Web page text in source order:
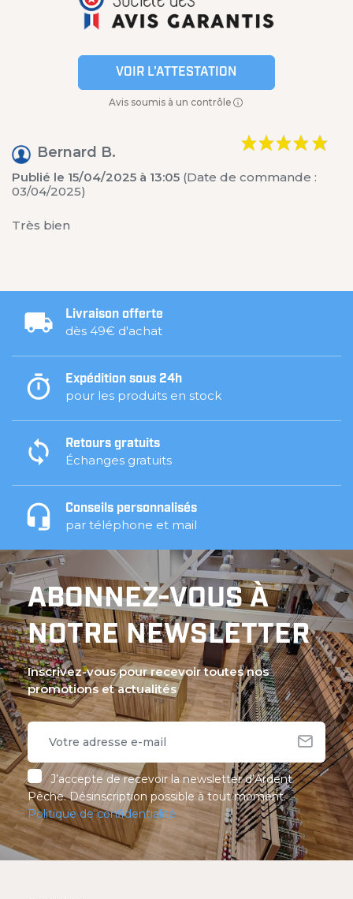
VOIR L'ATTESTATION
Avis soumis à un contrôle
Bernard B.
Publié le 15/04/2025 à 13:05 (Date de commande :
03/04/2025)
Très bien
Livraison offerte
dès 49€ d'achat
Expédition sous 24h
pour les produits en stock
Retours gratuits
Échanges gratuits
Conseils personnalisés
par téléphone et mail
ABONNEZ-VOUS À
NOTRE NEWSLETTER
Inscrivez-vous pour recevoir toutes nos
promotions et actualités
J’accepte de recevoir la newsletter d’Ardent
Pêche. Désinscription possible à tout moment.
Politique de confidentialité